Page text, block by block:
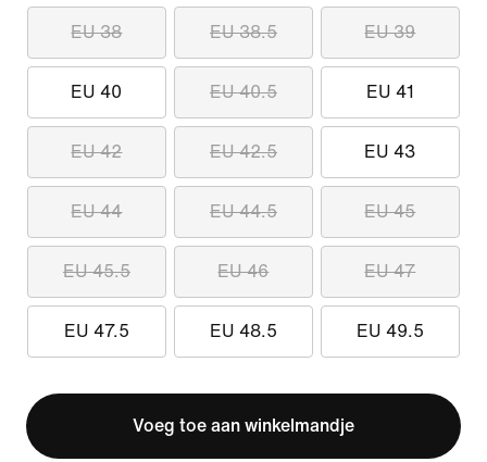
EU 38 EU 38.5 EU 39
EU 40 EU 40.5 EU 41
EU 42 EU 42.5 EU 43
EU 44 EU 44.5 EU 45
EU 45.5 EU 46 EU 47
EU 47.5 EU 48.5 EU 49.5
Voeg toe aan winkelmandje